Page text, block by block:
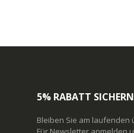
5% RABATT
Bleiben Sie am laufenden